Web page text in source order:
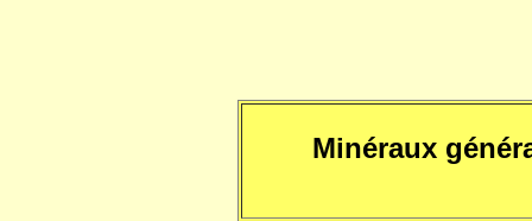
Minéraux